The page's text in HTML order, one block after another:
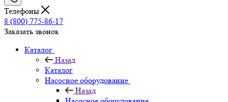
Телефоны
8 (800) 775-86-17
Заказать звонок
Каталог
Назад
Каталог
Насосное оборудование
Назад